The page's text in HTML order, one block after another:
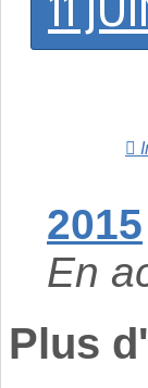
2015
En
Plus